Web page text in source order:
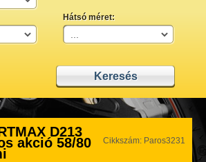
Hátsó méret:
Cikkszám: Paros3231
D213
akció 58/80